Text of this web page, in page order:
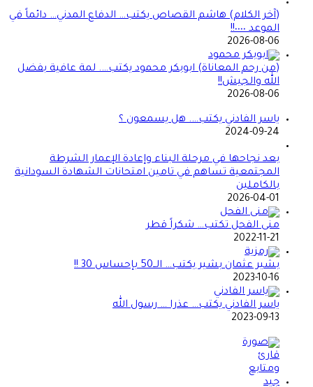
(آخر الكلام) هاشم القصاص يكتب… الدفاع المدني… دائماً في
الموعد ٠٠٠٠!!
2026-08-06
(من رحم المعاناة) ابوبكر محمود يكتب…. لمة عافية بفضل
الله والجيش!!
2026-08-06
ياسر الفادني يكتب…. هل يسمعون ؟
2024-09-24
بعد نجاحها في مرحلة البناء وإعادة الإعمار الشرطة
المجتمعية تساهم في تامين امتحانات الشهادة السودانية
بالكاملين
2026-04-01
منى الفحل تكتب… شكراً قطر
2022-11-21
بشير عثمان بشير يكتب… الــ50 بإحساس 30 !!
2023-10-16
ياسر الفادني يكتب… عذرا … رسول الله
2023-09-13